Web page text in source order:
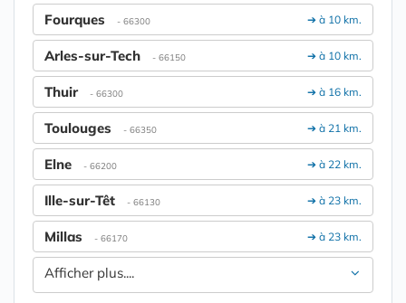
➔ à 10 km.
Fourques - 66300
➔ à 10 km.
Arles-sur-Tech - 66150
➔ à 16 km.
Thuir - 66300
➔ à 21 km.
Toulouges - 66350
➔ à 22 km.
Elne - 66200
➔ à 23 km.
Ille-sur-Têt - 66130
➔ à 23 km.
Millas - 66170
Afficher plus....